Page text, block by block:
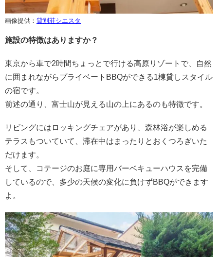
画像提供： 貸別荘シエスタ
施設の特徴はありますか？
東京から車で2時間ちょっとで行ける高原リゾートで、自然
に囲まれながらプライベートBBQができる1棟貸しスタイル
の宿です。
前述の通り、富士山が見える山の上にあるのも特徴です。
リビングにはロッキングチェアがあり、森林浴が楽しめる
テラスもついていて、滞在中はまったりとおくつろぎいた
だけます。
そして、コテージのお庭に専用バーベキューハウスを完備
しているので、多少の天候の変化に負けずBBQができます
よ。